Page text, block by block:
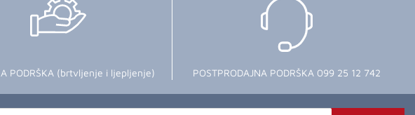
PODRŠKA (brtvljenje i ljepljenje) POSTPRODAJNA PODRŠKA 099 25 12 742